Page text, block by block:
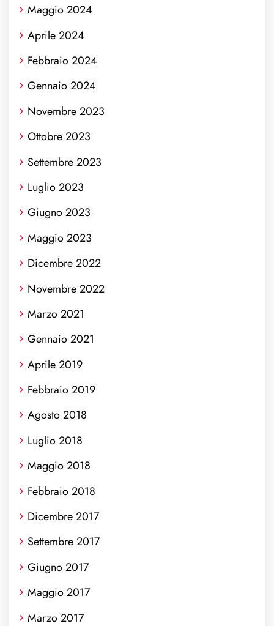
Maggio 2024
Aprile 2024
Febbraio 2024
Gennaio 2024
Novembre 2023
Ottobre 2023
Settembre 2023
Luglio 2023
Giugno 2023
Maggio 2023
Dicembre 2022
Novembre 2022
Marzo 2021
Gennaio 2021
Aprile 2019
Febbraio 2019
Agosto 2018
Luglio 2018
Maggio 2018
Febbraio 2018
Dicembre 2017
Settembre 2017
Giugno 2017
Maggio 2017
Marzo 2017